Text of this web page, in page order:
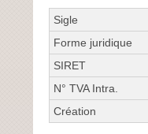
Sigle
Forme juridique
SIRET
N° TVA Intra.
Création